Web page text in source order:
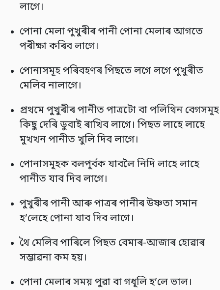
লাগে।
পোনা মেলা পুখুৰীৰ পানী পোনা মেলাৰ আগতে
পৰীক্ষা কৰিব লাগে।
পোনাসমূহ পৰিবহণৰ পিছতে লগে লগে পুখুৰীত
মেলিব নালাগে।
প্ৰথমে পুখুৰীৰ পানীত পাত্ৰটো বা পলিথিন বেগসমূহ
কিছু দেৰি ডুবাই ৰাখিব লাগে। পিছত লাহে লাহে
মুখখন পানীত খুলি দিব লাগে।
পোনাসমূহক বলপূৰ্বক যাবলৈ নিদি লাহে লাহে
পানীত যাব দিব লাগে।
পুখুৰীৰ পানী আৰু পাত্ৰৰ পানীৰ উষ্ণতা সমান
হ’লেহে পোনা যাব দিব লাগে।
থৈ মেলিব পাৰিলে পিছত বেমাৰ-আজাৰ হোৱাৰ
সম্ভাৱনা কম হয়।
পোনা মেলাৰ সময় পুৱা বা গধূলি হ’লে ভাল।